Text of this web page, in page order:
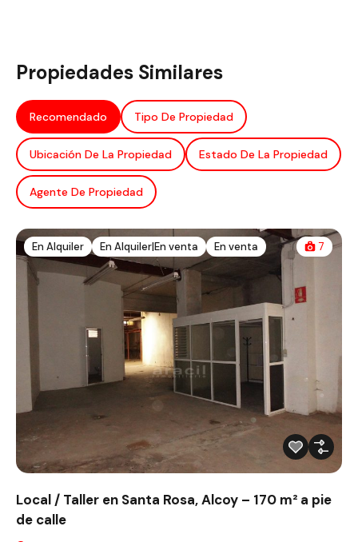
Propiedades Similares
Recomendado Tipo De Propiedad
Ubicación De La Propiedad Estado De La Propiedad
Agente De Propiedad
En Alquiler En Alquiler|En venta En venta 7
Local / Taller en Santa Rosa, Alcoy – 170 m² a pie
de calle